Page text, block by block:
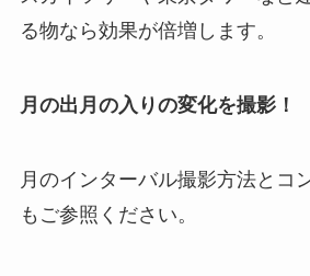
る物なら効果が倍増します。
月の出月の入りの変化を撮影！
月のインターバル撮影方法とコ
もご参照ください。